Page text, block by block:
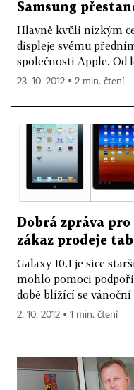
Samsung
Hlavně kvůli nízkým
displeje svému
společnosti Apple. Od
23. 10. 2012 ▪ 2 min. čtení
Dobrá zpráva pro
zákaz prodeje
Galaxy 10.1 je sice
mohlo pomoci
době blížící se vánoční
2. 10. 2012 ▪ 1 min. čtení